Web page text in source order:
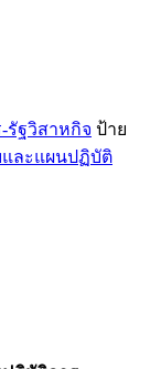
รัฐวิสาหกิจ ป้าย
และแผนปฏิบัติ